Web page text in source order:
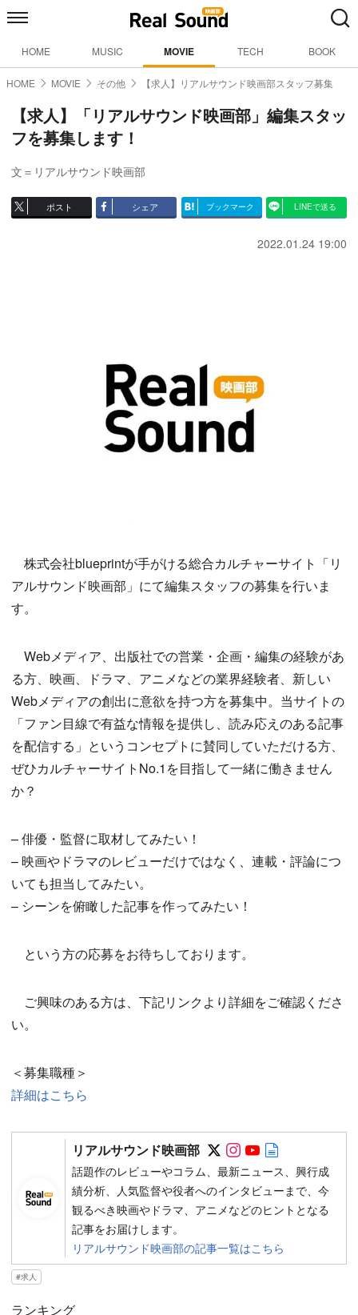
HOME MUSIC MOVIE TECH BOOK
HOME MOVIE その他 【求人】リアルサウンド映画部スタッフ募集
【求人】「リアルサウンド映画部」編集スタッ
フを募集します！
文＝リアルサウンド映画部
ポスト シェア ブックマーク LINEで送る
2022.01.24 19:00
株式会社blueprintが手がける総合カルチャーサイト「リ
アルサウンド映画部」にて編集スタッフの募集を行いま
す。
Webメディア、出版社での営業・企画・編集の経験があ
る方、映画、ドラマ、アニメなどの業界経験者、新しい
Webメディアの創出に意欲を持つ方を募集中。当サイトの
「ファン目線で有益な情報を提供し、読み応えのある記事
を配信する」というコンセプトに賛同していただける方、
ぜひカルチャーサイトNo.1を目指して一緒に働きません
か？
– 俳優・監督に取材してみたい！
– 映画やドラマのレビューだけではなく、連載・評論につ
いても担当してみたい。
– シーンを俯瞰した記事を作ってみたい！
という方の応募をお待ちしております。
ご興味のある方は、下記リンクより詳細をご確認くださ
い。
＜募集職種＞
詳細はこちら
リアルサウンド映画部 Follow on SNS
Follow on SNS
Follow on
話題作のレビューやコラム、最新ニュース、興行成
績分析、人気監督や役者へのインタビューまで、今
観るべき映画やドラマ、アニメなどのヒントとなる
記事をお届けします。
リアルサウンド映画部の記事一覧はこちら
求人
ランキング